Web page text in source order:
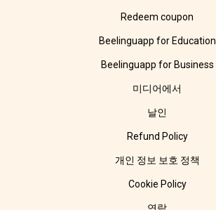
Redeem coupon
Beelinguapp for Education
Beelinguapp for Business
미디어에서
날인
Refund Policy
개인 정보 보호 정책
Cookie Policy